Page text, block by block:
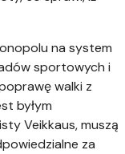
na system
sportowych i
walki z
byłym
Veikkaus, muszą
za